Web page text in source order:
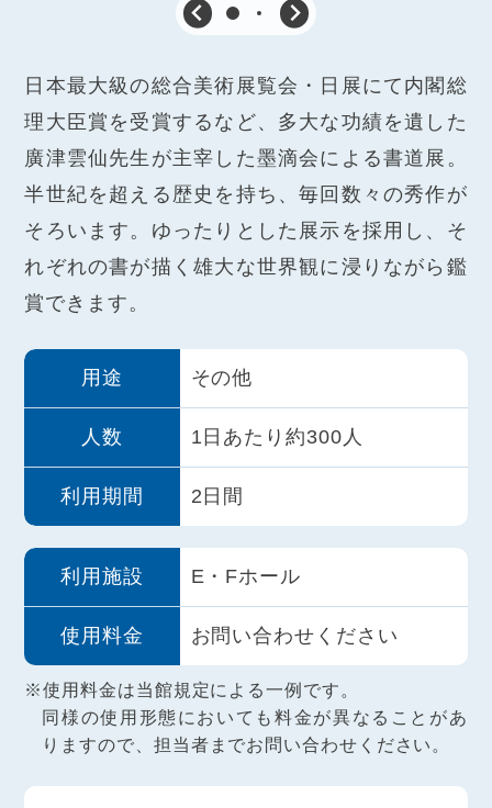
日本最大級の総合美術展覧会・日展にて内閣総
理大臣賞を受賞するなど、多大な功績を遺した
廣津雲仙先生が主宰した墨滴会による書道展。
半世紀を超える歴史を持ち、毎回数々の秀作が
そろいます。ゆったりとした展示を採用し、そ
れぞれの書が描く雄大な世界観に浸りながら鑑
賞できます。
用途 その他
人数 1日あたり約300人
利用期間 2日間
利用施設 E・Fホール
使用料金 お問い合わせください
※使用料金は当館規定による一例です。
同様の使用形態においても料金が異なることがあ
りますので、 担当者までお問い合わせください。